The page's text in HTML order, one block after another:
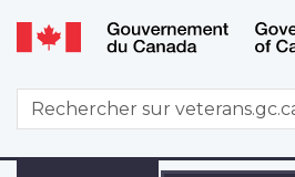
au
à
WxT
Search
form